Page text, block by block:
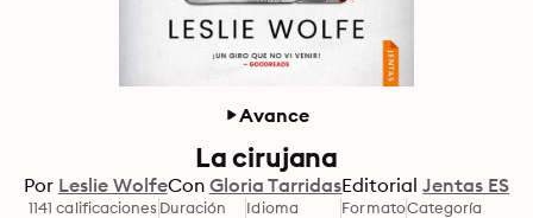
Avance
La cirujana
Por Leslie WolfeCon Gloria TarridasEditorial Jentas ES
1141 calificacionesDuración Idioma FormatoCategoría